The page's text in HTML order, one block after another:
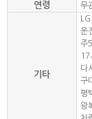
연령 무
기타
운
주
17
다
구
평
왕